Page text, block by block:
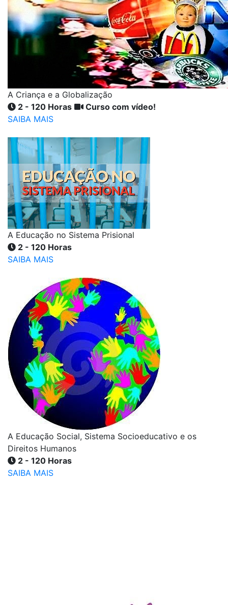
A Criança e a Globalização
2 - 120 Horas
Curso com vídeo!
SAIBA MAIS
A Educação no Sistema Prisional
2 - 120 Horas
SAIBA MAIS
A Educação Social, Sistema Socioeducativo e os
Direitos Humanos
2 - 120 Horas
SAIBA MAIS